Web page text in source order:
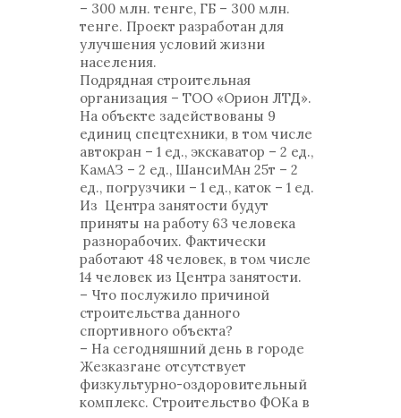
– 300 млн. тенге, ГБ – 300 млн.
тенге. Проект разработан для
улучшения условий жизни
населения.
Подрядная строительная
организация – ТОО «Орион ЛТД».
На объекте задействованы 9
единиц спецтехники, в том числе
автокран – 1 ед., экскаватор – 2 ед.,
КамАЗ – 2 ед., ШансиМАн 25т – 2
ед., погрузчики – 1 ед., каток – 1 ед.
Из Центра занятости будут
приняты на работу 63 человека
разнорабочих. Фактически
работают 48 человек, в том числе
14 человек из Центра занятости.
– Что послужило причиной
строительства данного
спортивного объекта?
– На сегодняшний день в городе
Жезказгане отсутствует
физкультурно-оздоровительный
комплекс. Строительство ФОКа в